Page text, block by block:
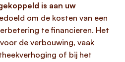
is aan uw
om de kosten van een
te financieren. Het
de verbouwing, vaak
of bij het